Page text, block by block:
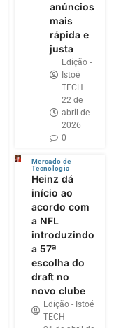
anúncios
mais
rápida e
justa
Edição -
Istoé
TECH
22 de
abril de
2026
0
Mercado de
Tecnologia
Heinz dá
início ao
acordo com
a NFL
introduzindo
a 57ª
escolha do
draft no
novo clube
Edição - Istoé
TECH